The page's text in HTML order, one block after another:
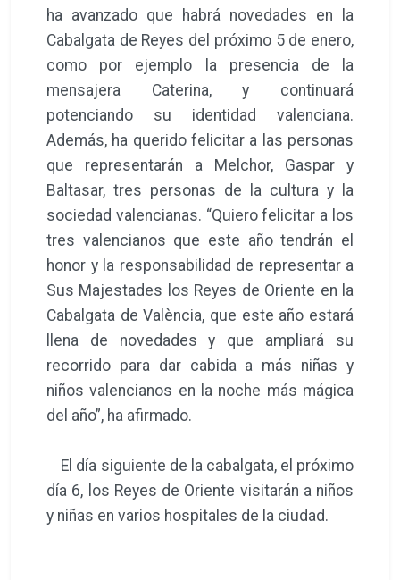
ha avanzado que habrá novedades en la
Cabalgata de Reyes del próximo 5 de enero,
como por ejemplo la presencia de la
mensajera Caterina, y continuará
potenciando su identidad valenciana.
Además, ha querido felicitar a las personas
que representarán a Melchor, Gaspar y
Baltasar, tres personas de la cultura y la
sociedad valencianas. “Quiero felicitar a los
tres valencianos que este año tendrán el
honor y la responsabilidad de representar a
Sus Majestades los Reyes de Oriente en la
Cabalgata de València, que este año estará
llena de novedades y que ampliará su
recorrido para dar cabida a más niñas y
niños valencianos en la noche más mágica
del año”, ha afirmado.
El día siguiente de la cabalgata, el próximo
día 6, los Reyes de Oriente visitarán a niños
y niñas en varios hospitales de la ciudad.